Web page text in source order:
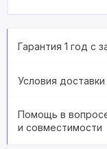
Гарантия 1 год с
Условия
Помощь в
и совместимости